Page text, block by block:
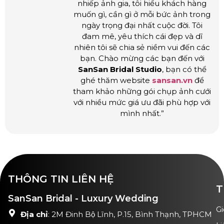
nhiếp ảnh gia, tôi hiểu khách hàng
muốn gì, cần gì ở mỗi bức ảnh trong
ngày trọng đại nhất cuộc đời. Tôi
đam mê, yêu thích cái đẹp và dĩ
nhiên tôi sẽ chia sẻ niềm vui đến các
bạn. Chào mừng các bạn đến với
SanSan Bridal Studio, bạn có thể
ghé thăm website sansan.vnđể
tham khảo những gói chụp ảnh cưới
với nhiều mức giá ưu đãi phù hợp với
mình nhất.”
THÔNG TIN LIÊN HỆ
SanSan Bridal - Luxury Wedding
Địa chỉ: 2M Đinh Bộ Lĩnh, P.15, Bình Thạnh, TPHCM